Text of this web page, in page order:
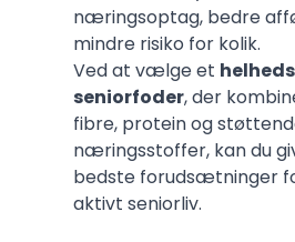
næringsoptag, bedre
mindre risiko for kolik.
Ved at vælge et
seniorfoder, der
fibre, protein og
næringsstoffer, kan du
bedste forudsætninger
aktivt seniorliv.